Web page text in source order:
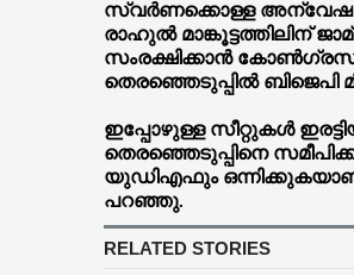
സ്വർണക്കൊള്ള
രാഹുൽ മാങ്കൂട്ടത്തിലിന്
സംരക്ഷിക്കാൻ
തെരഞ്ഞെടുപ്പിൽ ബിജെപി
ഇപ്പോഴുള്ള സീറ്റുകൾ
തെരഞ്ഞെടുപ്പിനെ
യുഡിഎഫും
പറഞ്ഞു.
RELATED STORIES